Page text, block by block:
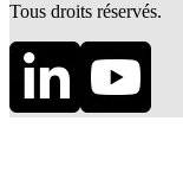
Tous droits réservés.